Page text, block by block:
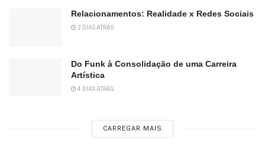
Relacionamentos: Realidade x Redes Sociais
2 DIAS ATRÁS
Do Funk à Consolidação de uma Carreira
Artística
4 DIAS ATRÁS
CARREGAR MAIS